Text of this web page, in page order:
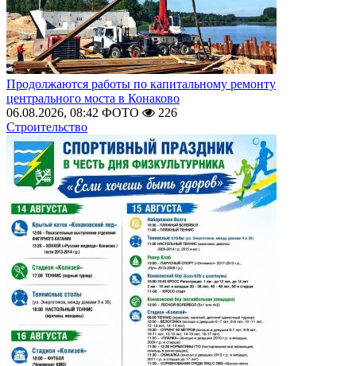
Продолжаются работы по капитальному ремонту
центрального моста в Конаково
06.08.2026, 08:42 ФОТО
226
Строительство